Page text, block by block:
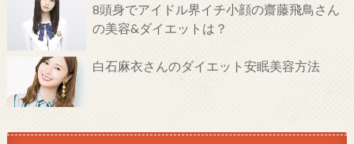
8頭身でアイドル界イチ小顔の齋藤飛鳥さん
の美容&ダイエットは？
白石麻衣さんのダイエット安眠美容方法